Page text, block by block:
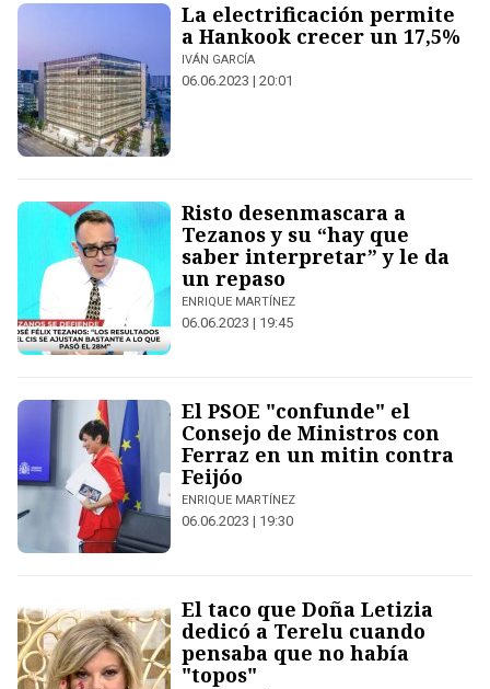
La electrificación permite
a Hankook crecer un 17,5%
IVÁN GARCÍA
06.06.2023 | 20:01
Risto desenmascara a
Tezanos y su “hay que
saber interpretar” y le da
un repaso
ENRIQUE MARTÍNEZ
06.06.2023 | 19:45
El PSOE "confunde" el
Consejo de Ministros con
Ferraz en un mitin contra
Feijóo
ENRIQUE MARTÍNEZ
06.06.2023 | 19:30
El taco que Doña Letizia
dedicó a Terelu cuando
pensaba que no había
"topos"